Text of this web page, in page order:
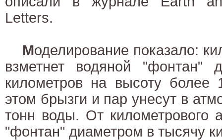
Letters.
Моделирование показало:
взметнет водяной "фонтан"
километров на высоту более
этом брызги и пар унесут в
тонн воды. От километрового
"фонтан" диаметром в тысячу